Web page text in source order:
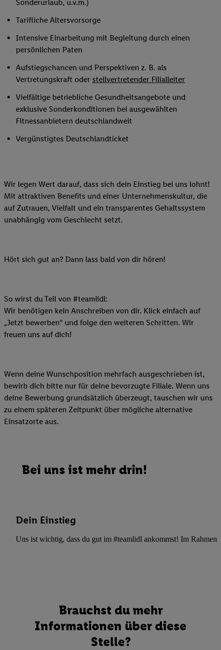
Sonderurlaub, u.v.m.)
Tarifliche Altersvorsorge
Intensive Einarbeitung mit Begleitung durch einen
persönlichen Paten
Aufstiegschancen und Perspektiven z. B. als
Vertretungskraft oder stellvertretender Filialleiter
Vielfältige betriebliche Gesundheitsangebote und
exklusive Sonderkonditionen bei ausgewählten
Fitnessanbietern deutschlandweit
Vergünstigtes Deutschlandticket
Wir legen Wert darauf, dass sich dein Einstieg bei uns lohnt!
Mit attraktiven Benefits und einer Unternehmenskultur, die
auf Zutrauen, Vielfalt und ein transparentes Gehaltssystem
unabhängig vom Geschlecht setzt.
Hört sich gut an? Dann lass bald von dir hören!
So wirst du Teil von #teamlidl:
Wir benötigen kein Anschreiben von dir. Klick einfach auf
„Jetzt bewerben“ und folge den weiteren Schritten. Wir
freuen uns auf dich!
Wenn deine Wunschposition mehrfach ausgeschrieben ist,
bewirb dich bitte nur für deine bevorzugte Filiale. Wenn uns
deine Bewerbung grundsätzlich überzeugt, tauschen wir uns
zu einem späteren Zeitpunkt über mögliche alternative
Einsatzorte aus.
Bei uns ist mehr drin!
Dein Einstieg
Uns ist wichtig, dass du gut im #teamlidl ankommst! Im Rahmen
Brauchst du mehr
Informationen über diese
Stelle?